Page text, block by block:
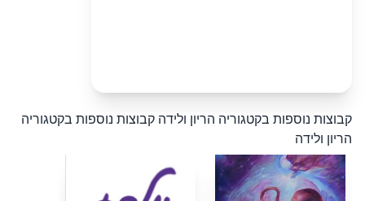
קבוצות נוספות בקטגוריה הריון ולידה קבוצות נוספות בקטגוריה
הריון ולידה